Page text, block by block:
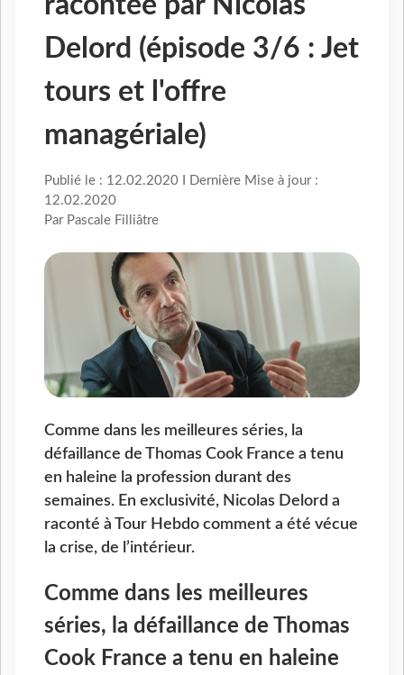
Delord (épisode 3/6 : Jet
tours et l'offre
managériale)
Publié le : 12.02.2020 I Dernière Mise à jour :
12.02.2020
Par Pascale Filliâtre
Comme dans les meilleures séries, la
défaillance de Thomas Cook France a tenu
en haleine la profession durant des
semaines. En exclusivité, Nicolas Delord a
raconté à Tour Hebdo comment a été vécue
la crise, de l’intérieur.
Comme dans les meilleures
séries, la défaillance de Thomas
Cook France a tenu en haleine